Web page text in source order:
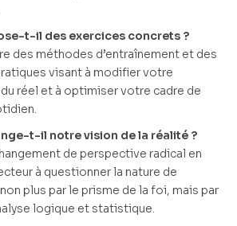
t-il des exercices concrets ?
des méthodes d’entraînement et des
visant à modifier votre
réel et à optimiser votre cadre de
t-il notre vision de la réalité ?
de perspective radical en
à questionner la nature de
plus par le prisme de la foi, mais par
logique et statistique.